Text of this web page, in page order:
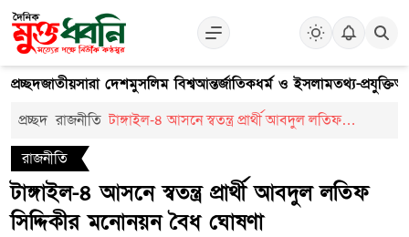
প্রচ্ছদজাতীয়সারা দেশমুসলিম বিশ্বআন্তর্জাতিকধর্ম ও ইসলামতথ্য-প্রযুক্তি
প্রচ্ছদ রাজনীতি টাঙ্গাইল-৪ আসনে স্বতন্ত্র প্রার্থী আবদুল লতিফ
রাজনীতি
টাঙ্গাইল-৪ আসনে স্বতন্ত্র প্রার্থী আবদুল লতিফ
সিদ্দিকীর মনোনয়ন বৈধ ঘোষণা